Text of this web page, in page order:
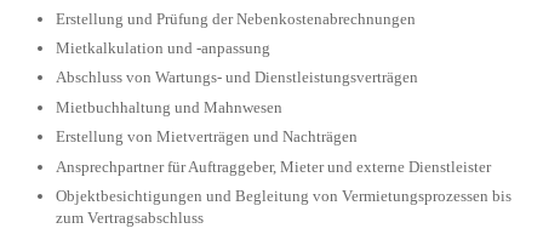
Erstellung und Prüfung der Nebenkostenabrechnungen
Mietkalkulation und -anpassung
Abschluss von Wartungs- und Dienstleistungsverträgen
Mietbuchhaltung und Mahnwesen
Erstellung von Mietverträgen und Nachträgen
Ansprechpartner für Auftraggeber, Mieter und externe Dienstleister
Objektbesichtigungen und Begleitung von Vermietungsprozessen bis
zum Vertragsabschluss